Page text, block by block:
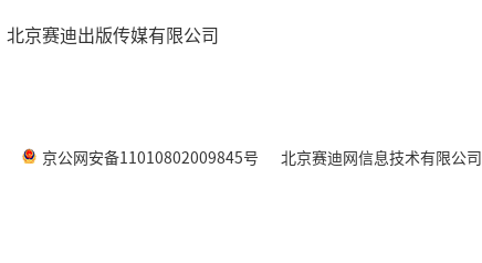
北京赛迪出版传媒有限公司
京公网安备11010802009845号 北京赛迪网信息技术有限公司